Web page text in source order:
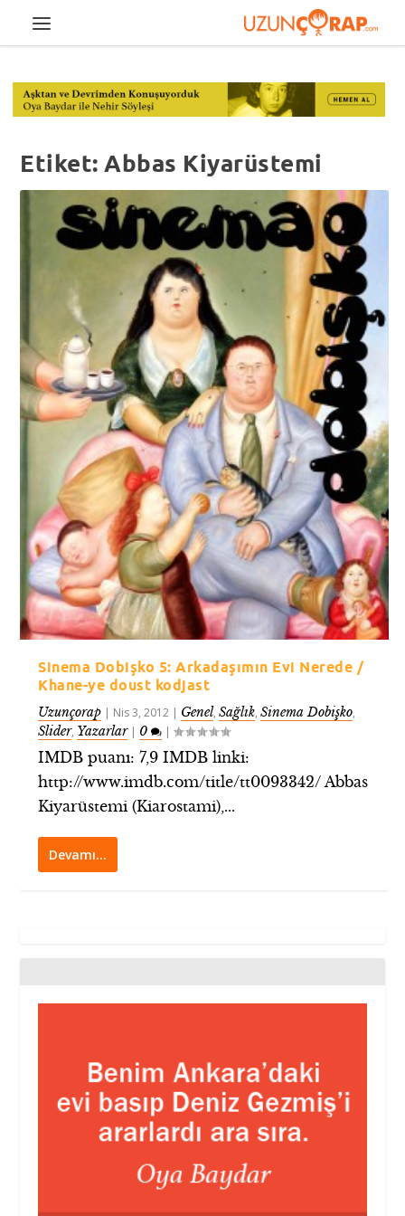
Etiket:Abbas Kiyarüstemi
Sinema Dobişko 5: Arkadaşımın Evi Nerede /
Khane-ye doust kodjast
Uzunçorap | Nis 3, 2012 | Genel,Sağlık,Sinema Dobişko,
Slider, Yazarlar| 0 |
IMDB puanı: 7,9 IMDB linki:
http://www.imdb.com/title/tt0093342/ Abbas
Kiyarüstemi (Kiarostami),...
Devamı…